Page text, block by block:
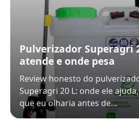
Pulverizador Superagri
atende e onde pesa
Review honesto do
Superagri 20 L: onde ele
que eu olharia antes de…